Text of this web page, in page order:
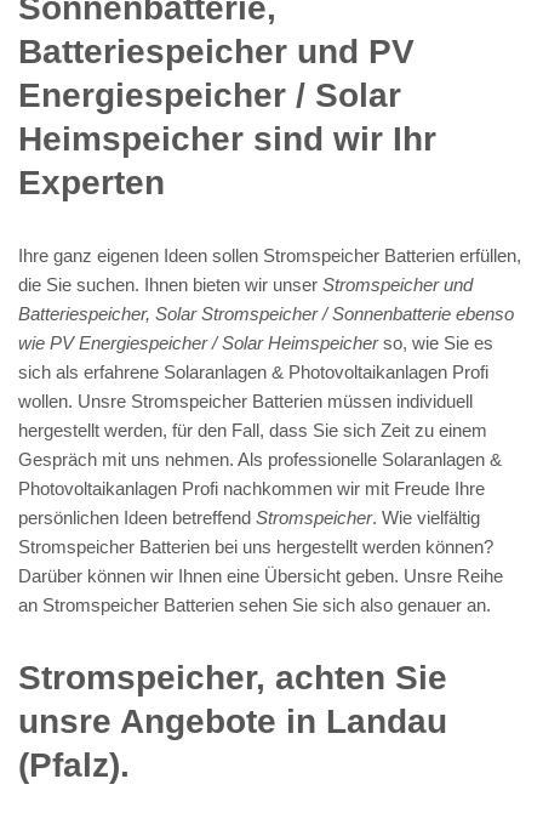
Sonnenbatterie,
Batteriespeicher und PV
Energiespeicher / Solar
Heimspeicher sind wir Ihr
Experten
Ihre ganz eigenen Ideen sollen Stromspeicher Batterien erfüllen,
die Sie suchen. Ihnen bieten wir unser Stromspeicher und
Batteriespeicher, Solar Stromspeicher / Sonnenbatterie ebenso
wie PV Energiespeicher / Solar Heimspeicherso, wie Sie es
sich als erfahrene Solaranlagen & Photovoltaikanlagen Profi
wollen. Unsre Stromspeicher Batterien müssen individuell
hergestellt werden, für den Fall, dass Sie sich Zeit zu einem
Gespräch mit uns nehmen. Als professionelle Solaranlagen &
Photovoltaikanlagen Profi nachkommen wir mit Freude Ihre
persönlichen Ideen betreffend Stromspeicher. Wie vielfältig
Stromspeicher Batterien bei uns hergestellt werden können?
Darüber können wir Ihnen eine Übersicht geben. Unsre Reihe
an Stromspeicher Batterien sehen Sie sich also genauer an.
Stromspeicher, achten Sie
unsre Angebote in Landau
(Pfalz).